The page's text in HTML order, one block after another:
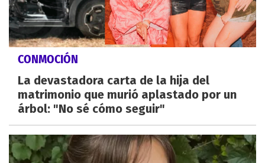
CONMOCIÓN
La devastadora carta de la hija del
matrimonio que murió aplastado por un
árbol: "No sé cómo seguir"